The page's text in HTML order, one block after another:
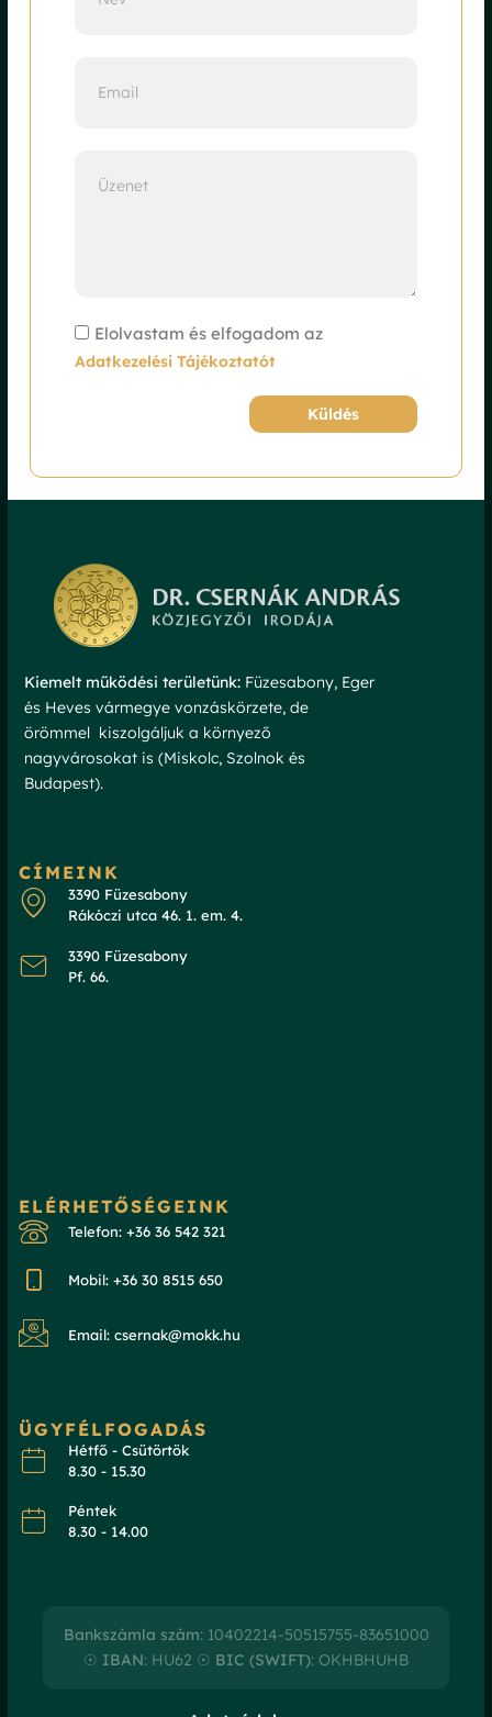
Elolvastam és elfogadom az
Adatkezelési Tájékoztatót
Küldés
Kiemelt működési területünk: Füzesabony, Eger
és Heves vármegye vonzáskörzete, de
örömmel kiszolgáljuk a környező
nagyvárosokat is (Miskolc, Szolnok és
Budapest).
CÍMEINK
3390 Füzesabony
Rákóczi utca 46. 1. em. 4.
3390 Füzesabony
Pf. 66.
ELÉRHETŐSÉGEINK
Telefon: +36 36 542 321
Mobil: +36 30 8515 650
Email: csernak@mokk.hu
ÜGYFÉLFOGADÁS
Hétfő - Csütörtök
8.30 - 15.30
Péntek
8.30 - 14.00
Bankszámla szám: 10402214-50515755-83651000
☉ IBAN: HU62 ☉ BIC (SWIFT): OKHBHUHB